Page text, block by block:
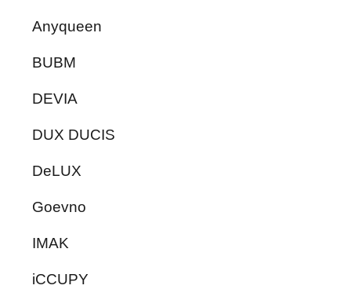
Anyqueen
BUBM
DEVIA
DUX DUCIS
DeLUX
Goevno
IMAK
iCCUPY